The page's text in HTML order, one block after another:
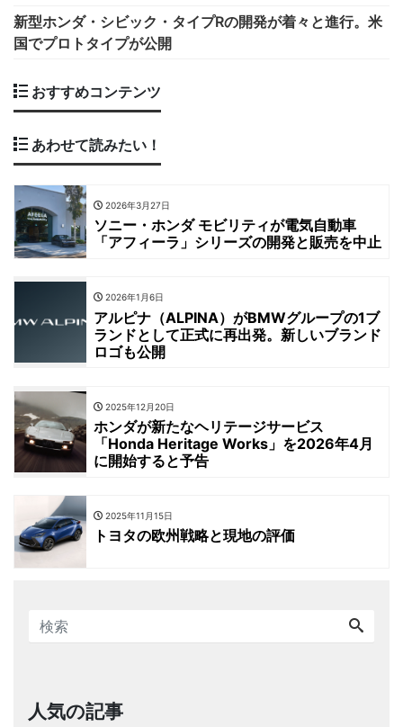
新型ホンダ・シビック・タイプRの開発が着々と進行。米
国でプロトタイプが公開
おすすめコンテンツ
あわせて読みたい！
2026年3月27日
ソニー・ホンダ モビリティが電気自動車
「アフィーラ」シリーズの開発と販売を中止
2026年1月6日
アルピナ（ALPINA）がBMWグループの1ブ
ランドとして正式に再出発。新しいブランド
ロゴも公開
2025年12月20日
ホンダが新たなヘリテージサービス
「Honda Heritage Works」を2026年4月
に開始すると予告
2025年11月15日
トヨタの欧州戦略と現地の評価
人気の記事